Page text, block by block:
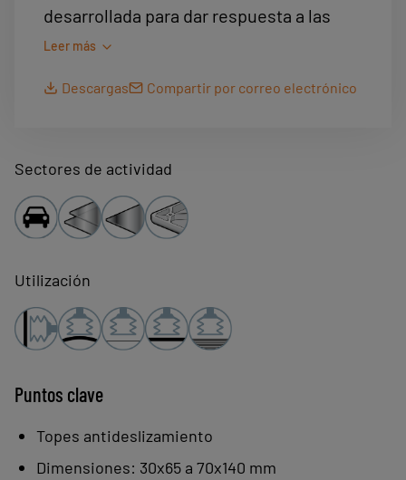
desarrollada para dar respuesta a las
exigencias de las aplicaciones de
Las mayores características de la gama
actividad.
Una gama competa de dimensiones
necesidad.
Topes antideslizamiento que
garantizan un posicionamiento
óptimo de las chapas aceitosas.
Ventosas estructuradas para el
deformación.
Ideales para aplicaciones
Leer más
Descargas Compartir por correo electrónico
Sectores de actividad
Utilización
Puntos clave
Topes antideslizamiento
Dimensiones: 30x65 a 70x140 mm